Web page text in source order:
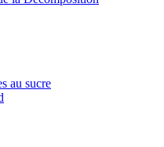
au sucre